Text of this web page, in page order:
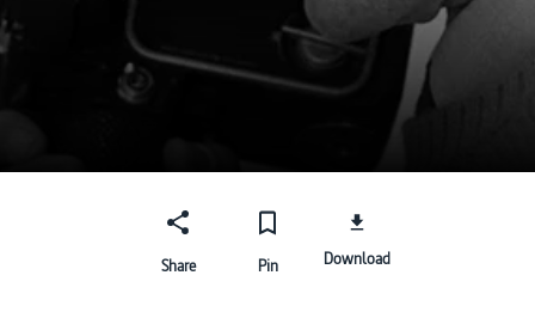
Share Pin Download